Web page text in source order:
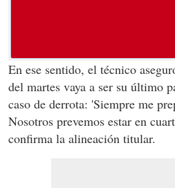
En ese sentido, el técnico
del martes vaya a ser su último
caso de derrota: 'Siempre me
Nosotros prevemos estar en
confirma la alineación titular.